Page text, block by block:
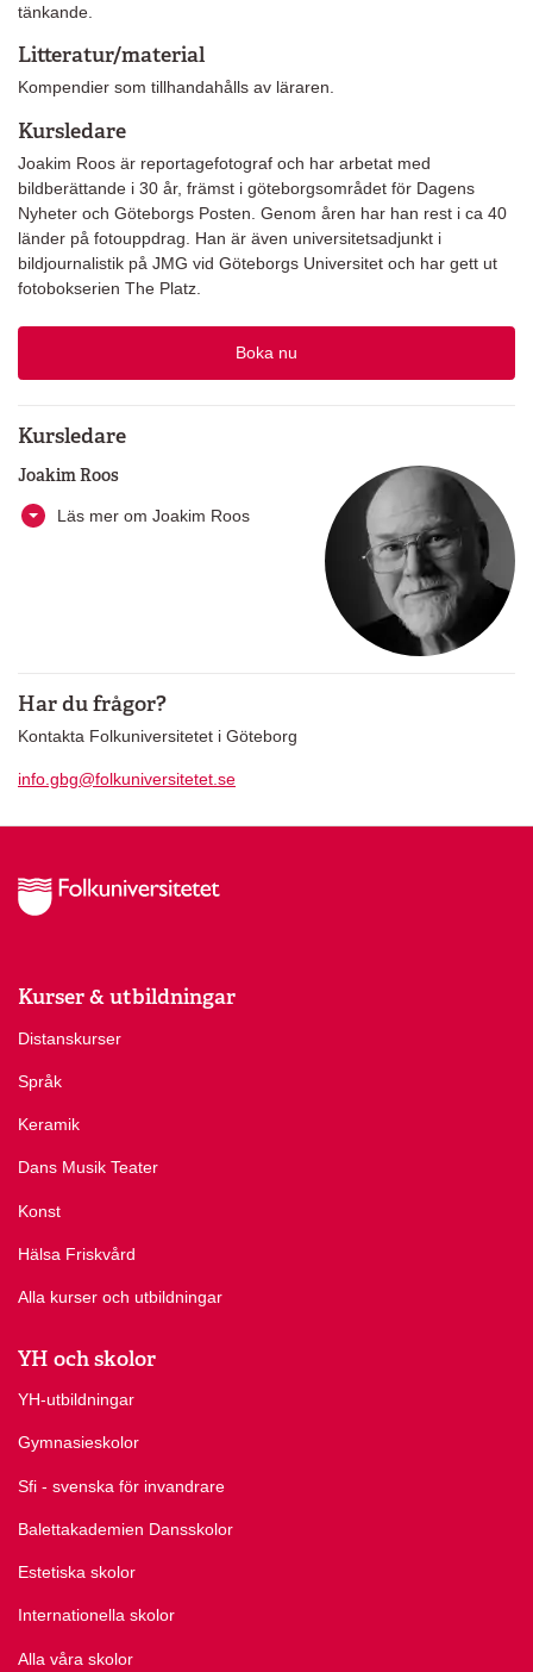
tänkande.
Litteratur/material
Kompendier som tillhandahålls av läraren.
Kursledare
Joakim Roos är reportagefotograf och har arbetat med
bildberättande i 30 år, främst i göteborgsområdet för Dagens
Nyheter och Göteborgs Posten. Genom åren har han rest i ca 40
länder på fotouppdrag. Han är även universitetsadjunkt i
bildjournalistik på JMG vid Göteborgs Universitet och har gett ut
fotobokserien The Platz.
Boka nu
Kursledare
Joakim Roos
Läs mer om Joakim Roos
Har du frågor?
Kontakta Folkuniversitetet i Göteborg
info.gbg@folkuniversitetet.se
Kurser & utbildningar
Distanskurser
Språk
Keramik
Dans Musik Teater
Konst
Hälsa Friskvård
Alla kurser och utbildningar
YH och skolor
YH-utbildningar
Gymnasieskolor
Sfi - svenska för invandrare
Balettakademien Dansskolor
Estetiska skolor
Internationella skolor
Alla våra skolor